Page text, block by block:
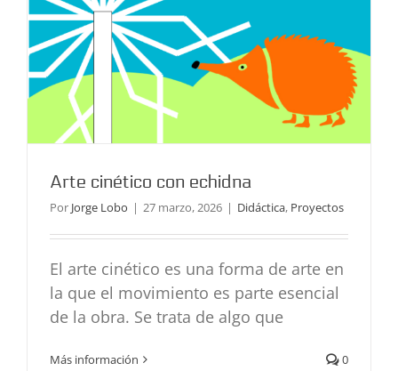
Arte cinético con echidna
Por Jorge Lobo | 27 marzo, 2026 | Didáctica, Proyectos
El arte cinético es una forma de arte en
la que el movimiento es parte esencial
de la obra. Se trata de algo que
Más información 0
Coche Teledirigido con el joystick